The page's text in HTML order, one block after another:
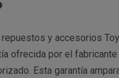
y accesorios
ofrecida por el
Esta garantía